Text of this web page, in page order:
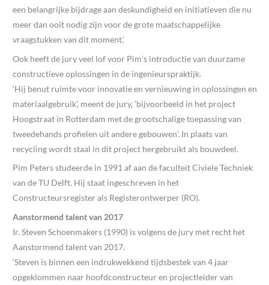
een belangrijke bijdrage aan deskundigheid en initiatieven die nu
meer dan ooit nodig zijn voor de grote maatschappelijke
vraagstukken van dit moment.’
Ook heeft de jury veel lof voor Pim’s introductie van duurzame
constructieve oplossingen in de ingenieurspraktijk.
‘Hij benut ruimte voor innovatie en vernieuwing in oplossingen en
materiaalgebruik’, meent de jury, ‘bijvoorbeeld in het project
Hoogstraat in Rotterdam met de grootschalige toepassing van
tweedehands profielen uit andere gebouwen’. In plaats van
recycling wordt staal in dit project hergebruikt als bouwdeel.
Pim Peters studeerde in 1991 af aan de faculteit Civiele Techniek
van de TU Delft. Hij staat ingeschreven in het
Constructeursregister als Registerontwerper (RO).
Aanstormend talent van 2017
Ir. Steven Schoenmakers (1990) is volgens de jury met recht het
Aanstormend talent van 2017.
‘Steven is binnen een indrukwekkend tijdsbestek van 4 jaar
opgeklommen naar hoofdconstructeur en projectleider van